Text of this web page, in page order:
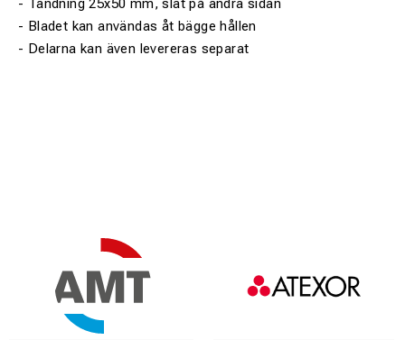
- Tandning 25x50 mm, slät på andra sidan
- Bladet kan användas åt bägge hållen
- Delarna kan även levereras separat